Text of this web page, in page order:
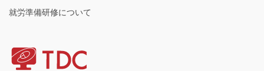
就労準備研修について